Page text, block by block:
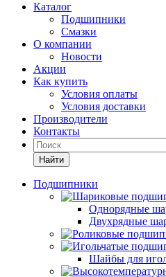
Каталог
Подшипники
Смазки
О компании
Новости
Акции
Как купить
Условия оплаты
Условия доставки
Производители
Контакты
Найти
Подшипники
Однорядные
Двухрядные
Шайбы для